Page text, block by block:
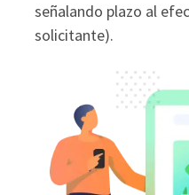
señalando plazo al
solicitante).